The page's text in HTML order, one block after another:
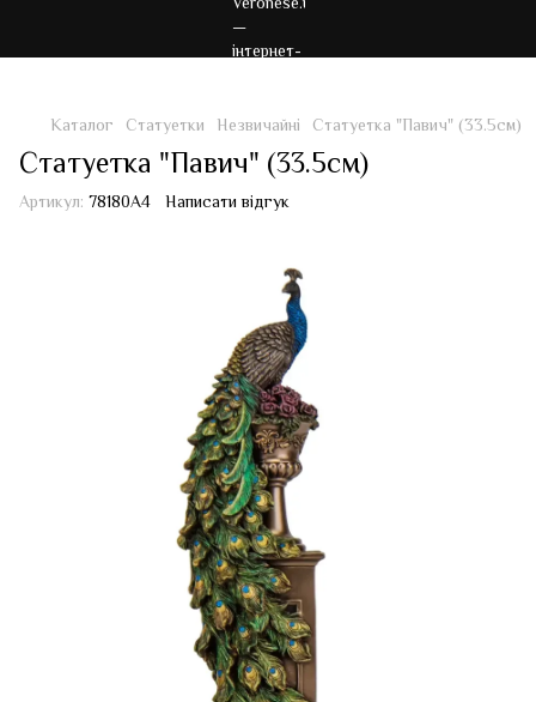
Каталог Статуетки Незвичайні Статуетка "Павич" (33.5см)
Статуетка "Павич" (33.5см)
Артикул: 78180A4 Написати відгук